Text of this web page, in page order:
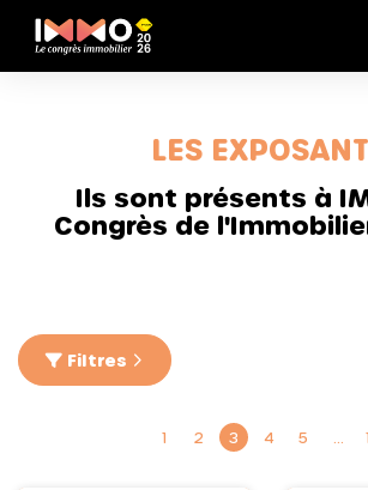
LES
Ils sont présents à
Congrès de
Filtres
1 2 3 4 5